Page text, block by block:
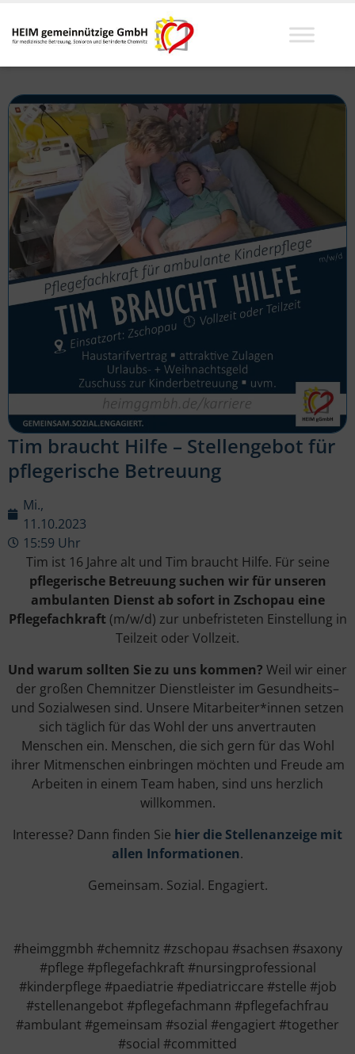
Tim braucht Hilfe – Stellengebot für
pflegerische Betreuung
Mi.,
11.10.2023
15:59 Uhr
Tim ist 16 Jahre alt und Tim braucht Hilfe. Für seine
pflegerische Betreuung suchen wir für unseren
ambulanten Dienst ab sofort in Zschopau eine
Pflegefachkraft(m/w/d) zur unbefristeten Einstellung in
Teilzeit oder Vollzeit.
Und warum sollten Sie zu uns kommen? Weil wir einer
der großen Chemnitzer Dienstleister im Gesundheits–
und Sozialwesen sind. Unsere Mitarbeiter*innen setzen
sich täglich für das Wohl der uns anvertrauten
Menschen ein. Menschen, die sich gern für das Wohl
ihrer Mitmenschen einbringen möchten und Freude am
Arbeiten in einem Team haben, sind uns herzlich
willkommen.
Interesse? Dann finden Sie hier die Stellenanzeige mit
allen Informationen.
Gemeinsam. Sozial. Engagiert.
#heimggmbh #chemnitz #zschopau #sachsen #saxony
#pflege #pflegefachkraft #nursingprofessional
#kinderpflege #paediatrie #pediatriccare #stelle #job
#stellenangebot #pflegefachmann #pflegefachfrau
#ambulant #gemeinsam #sozial #engagiert #together
#social #committed